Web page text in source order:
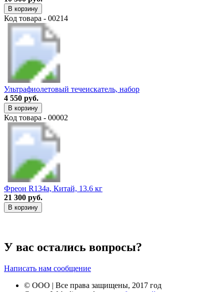
В корзину
Код товара - 00214
Ультрафиолетовый течеискатель, набор
4 550 руб.
В корзину
Код товара - 00002
Фреон R134a, Китай, 13.6 кг
21 300 руб.
В корзину
У вас остались вопросы?
Написать нам сообщение
© ООО | Все права защищены, 2017 год